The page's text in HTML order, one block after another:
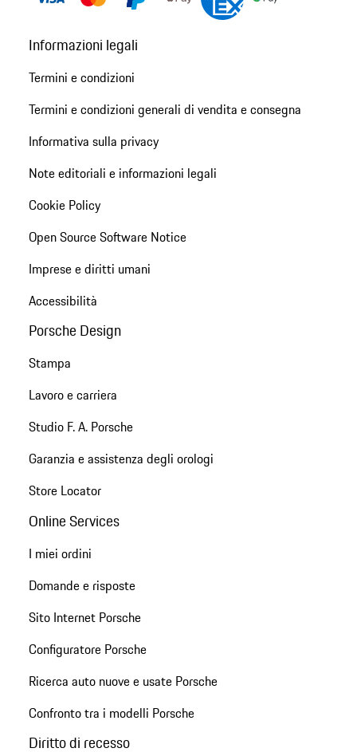
Informazioni legali
Termini e condizioni
Termini e condizioni generali di vendita e consegna
Informativa sulla privacy
Note editoriali e informazioni legali
Cookie Policy
Open Source Software Notice
Imprese e diritti umani
Accessibilità
Porsche Design
Stampa
Lavoro e carriera
Studio F. A. Porsche
Garanzia e assistenza degli orologi
Store Locator
Online Services
I miei ordini
Domande e risposte
Sito Internet Porsche
Configuratore Porsche
Ricerca auto nuove e usate Porsche
Confronto tra i modelli Porsche
Diritto di recesso